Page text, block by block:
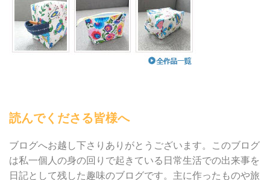
読んでくださる皆様へ
ブログへお越し下さりありがとうございます。このブログ
は私一個人の身の回りで起きている日常生活での出来事を
日記として残した趣味のブログです。主に作ったものや旅